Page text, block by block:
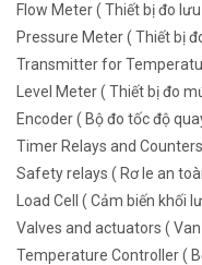
Flow Meter ( Thiết bị đo
Pressure Meter ( Thiết bị
Transmitter for
Level Meter ( Thiết bị đo
Encoder ( Bộ đo tốc độ
Timer Relays and
Safety relays ( Rơ le an
Load Cell ( Cảm biến khối
Valves and actuators (
Temperature Controller (